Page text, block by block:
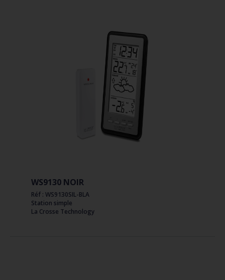
WS9130 NOIR
Réf : WS9130SIL-BLA
Station simple
La Crosse Technology